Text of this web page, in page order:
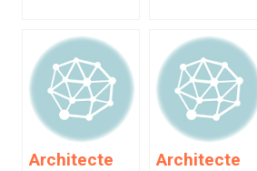
Architecte
Architecte